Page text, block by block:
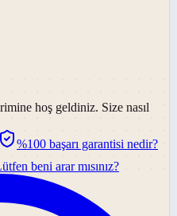
hoş geldiniz. Size nasıl
%100 başarı garantisi nedir?
beni arar mısınız?